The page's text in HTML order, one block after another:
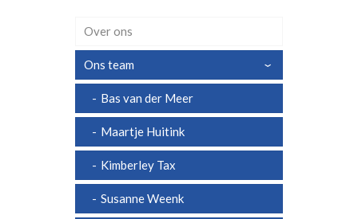
Over ons
Ons team ›
Bas van der Meer
Maartje Huitink
Kimberley Tax
Susanne Weenk